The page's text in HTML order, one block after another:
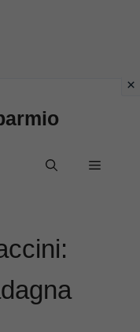
Menu